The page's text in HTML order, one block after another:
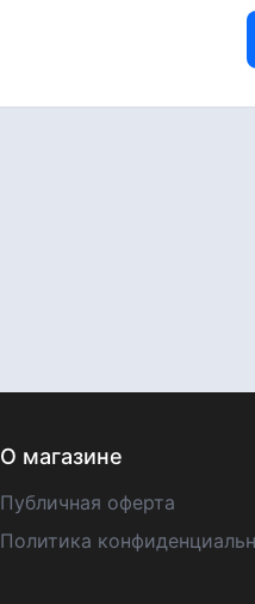
О магазине
Публичная оферта
Политика